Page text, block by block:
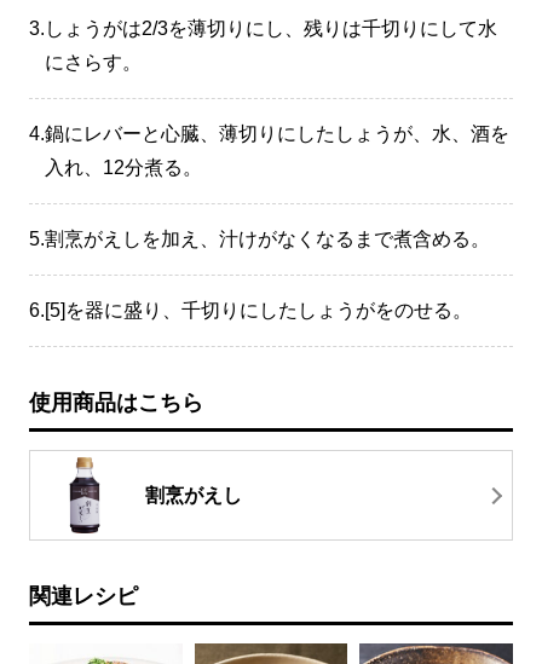
3. しょうがは2/3を薄切りにし、残りは千切りにして水
にさらす。
4.鍋にレバーと心臓、薄切りにしたしょうが、水、酒を
入れ、12分煮る。
5.割烹がえしを加え、汁けがなくなるまで煮含める。
6.[5]を器に盛り、千切りにしたしょうがをのせる。
使用商品はこちら
割烹がえし
関連レシピ